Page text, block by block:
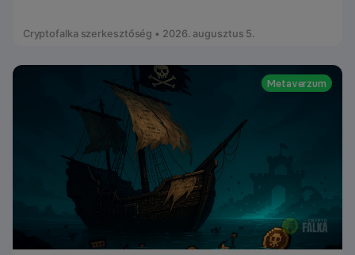
Cryptofalka szerkesztőség • 2026. augusztus 5.
Metaverzum